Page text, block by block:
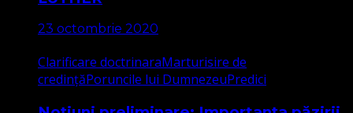
23 octombrie 2020
Clarificare doctrinaraMarturisire de
credințăPoruncile lui DumnezeuPredici